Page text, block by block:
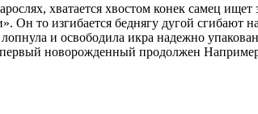
хватается хвостом конек самец ищет
Он то изгибается беднягу дугой сгибают
и освободила икра надежно
новорожденный продолжен